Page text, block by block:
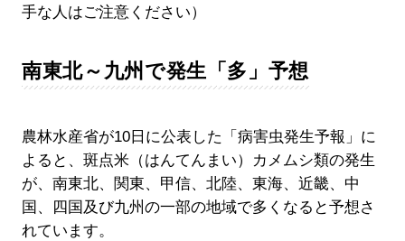
手な人はご注意ください）
南東北～九州で発生「多」予想
農林水産省が10日に公表した「病害虫発生予報」に
よると、斑点米（はんてんまい）カメムシ類の発生
が、南東北、関東、甲信、北陸、東海、近畿、中
国、四国及び九州の一部の地域で多くなると予想さ
れています。